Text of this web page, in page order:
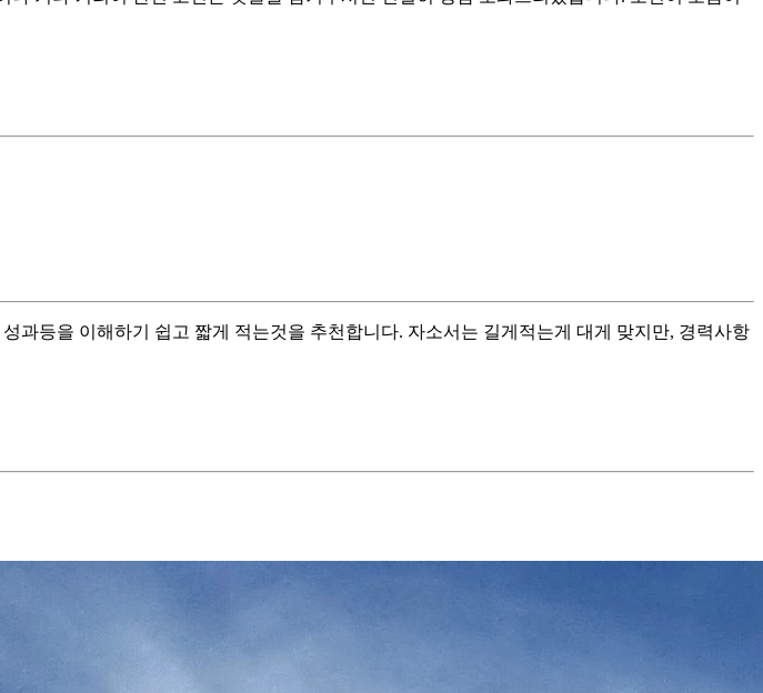
과등을 이해하기 쉽고 짧게 적는것을 추천합니다. 자소서는 길게적는게 대게 맞지만, 경력사항